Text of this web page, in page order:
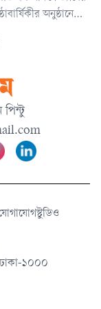
অনুষ্ঠানে
প্রধানমন্ত্রী।
স্টুডিও
১০০০